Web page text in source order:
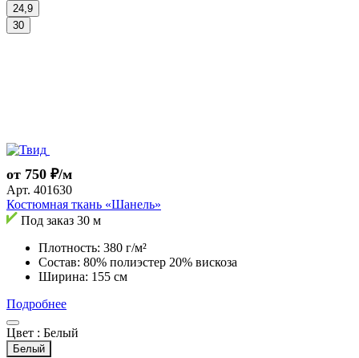
24,9
30
от 750 ₽/м
Арт. 401630
Костюмная ткань «Шанель»
Под заказ 30 м
Плотность: 380 г/м²
Состав: 80% полиэстер 20% вискоза
Ширина: 155 см
Подробнее
Цвет : Белый
Белый